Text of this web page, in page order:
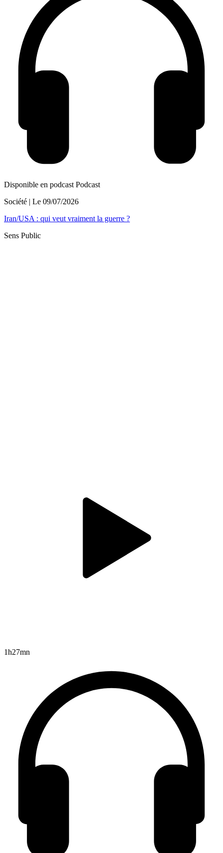
Disponible en podcast Podcast
Société | Le 09/07/2026
Iran/USA : qui veut vraiment la guerre ?
Sens Public
1h27mn